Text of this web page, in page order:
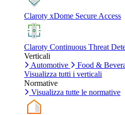
Claroty xDome Secure Access
Claroty Continuous Threat
Verticali
Automotive
Food &
Visualizza tutti i verticali
Normative
Visualizza tutte le normative